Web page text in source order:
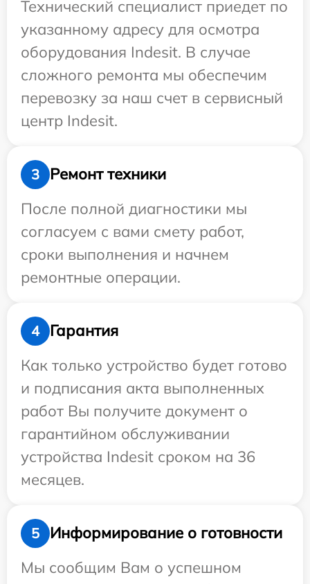
Технический специалист приедет по
указанному адресу для осмотра
оборудования Indesit. В случае
сложного ремонта мы обеспечим
перевозку за наш счет в сервисный
центр Indesit.
3
Ремонт техники
После полной диагностики мы
согласуем с вами смету работ,
сроки выполнения и начнем
ремонтные операции.
4
Гарантия
Как только устройство будет готово
и подписания акта выполненных
работ Вы получите документ о
гарантийном обслуживании
устройства Indesit сроком на 36
месяцев.
5
Информирование о готовности
Мы сообщим Вам о успешном